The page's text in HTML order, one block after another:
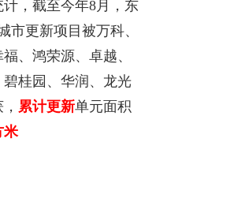
，截至今年8月，东
市更新项目被万科、
、鸿荣源、卓越、
桂园、华润、龙光
累计更新单元面积
米